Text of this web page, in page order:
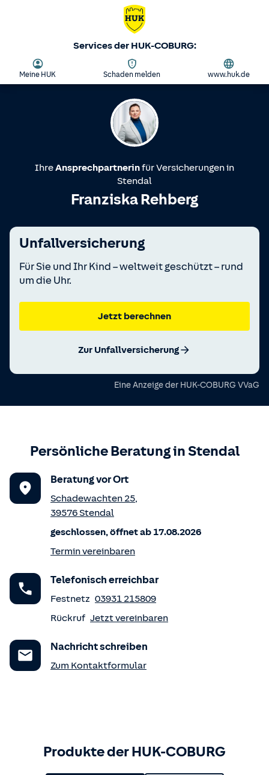
Services der HUK-COBURG:
Meine HUK Schaden melden www.huk.de
IhreAnsprechpartnerinfür Versicherungen in
Stendal
Franziska Rehberg
Unfallversicherung
Für Sie und Ihr Kind – weltweit geschützt – rund
um die Uhr.
Jetzt berechnen
Zur Unfallversicherung
Eine Anzeige der HUK-COBURG VVaG
Persönliche Beratung inStendal
Beratung vor Ort
Schadewachten 25,
39576Stendal
geschlossen, öffnet ab 17.08.2026
Termin vereinbaren
Telefonisch erreichbar
Festnetz 03931 215809
Rückruf Jetzt vereinbaren
Nachricht schreiben
Zum Kontaktformular
Produkte der HUK-COBURG